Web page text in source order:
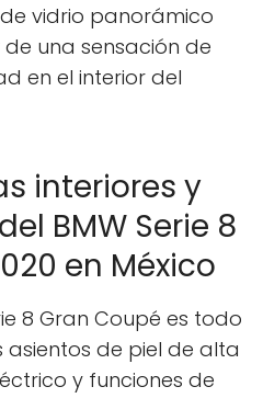
vidrio panorámico
una sensación de
en el interior del
interiores y
BMW Serie 8
en México
8 Gran Coupé es todo
asientos de piel de alta
y funciones de